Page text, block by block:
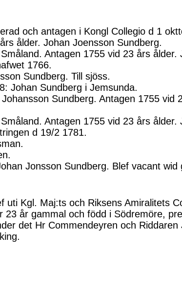
och antagen i Kongl Collegio d 1
ålder. Johan Joensson Sundberg.
Antagen 1755 vid 23 års ålder.
1766.
Sundberg. Till sjöss.
Johan Sundberg i Jemsunda.
Sundberg. Antagen 1755 vid
Antagen 1755 vid 23 års ålder.
d 19/2 1781.
Jonsson Sundberg. Blef vacant
uti Kgl. Maj:ts och Riksens Amiralitets
23 år gammal och född i Södremöre,
det Hr Commendeyren och